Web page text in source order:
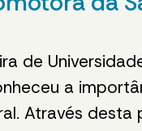
de
a
Através desta